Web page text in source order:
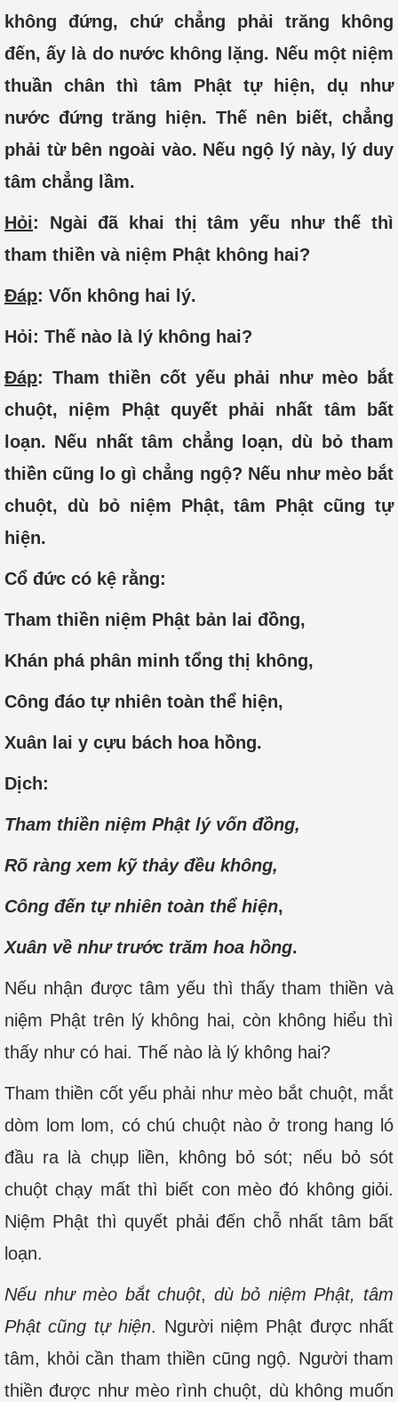
không đứng, chứ chẳng phải trăng không
đến, ấy là do nước không lặng. Nếu một niệm
thuần chân thì tâm Phật tự hiện, dụ như
nước đứng trăng hiện. Thế nên biết, chẳng
phải từ bên ngoài vào. Nếu ngộ lý này, lý duy
tâm chẳng lầm.
Hỏi: Ngài đã khai thị tâm yếu như thế thì
tham thiền và niệm Phật không hai?
Đáp: Vốn không hai lý.
Hỏi: Thế nào là lý không hai?
Đáp: Tham thiền cốt yếu phải như mèo bắt
chuột, niệm Phật quyết phải nhất tâm bất
loạn. Nếu nhất tâm chẳng loạn, dù bỏ tham
thiền cũng lo gì chẳng ngộ? Nếu như mèo bắt
chuột, dù bỏ niệm Phật, tâm Phật cũng tự
hiện.
Cổ đức có kệ rằng:
Tham thiền niệm Phật bản lai đồng,
Khán phá phân minh tổng thị không,
Công đáo tự nhiên toàn thể hiện,
Xuân lai y cựu bách hoa hồng.
Dịch:
Tham thiền niệm Phật lý vốn đồng,
Rõ ràng xem kỹ thảy đều không,
Công đến tự nhiên toàn thể hiện,
Xuân về như trước trăm hoa hồng.
Nếu nhận được tâm yếu thì thấy tham thiền và
niệm Phật trên lý không hai, còn không hiểu thì
thấy như có hai. Thế nào là lý không hai?
Tham thiền cốt yếu phải như mèo bắt chuột, mắt
dòm lom lom, có chú chuột nào ở trong hang ló
đầu ra là chụp liền, không bỏ sót; nếu bỏ sót
chuột chạy mất thì biết con mèo đó không giỏi.
Niệm Phật thì quyết phải đến chỗ nhất tâm bất
loạn.
Nếu như mèo bắt chuột, dù bỏ niệm Phật, tâm
Phật cũng tự hiện. Người niệm Phật được nhất
tâm, khỏi cần tham thiền cũng ngộ. Người tham
thiền được như mèo rình chuột, dù không muốn